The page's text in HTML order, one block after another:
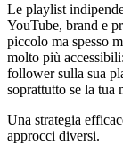
Le playlist
YouTube, brand e
piccolo ma spesso
molto più
follower sulla sua
soprattutto se la tua
Una strategia
approcci diversi.